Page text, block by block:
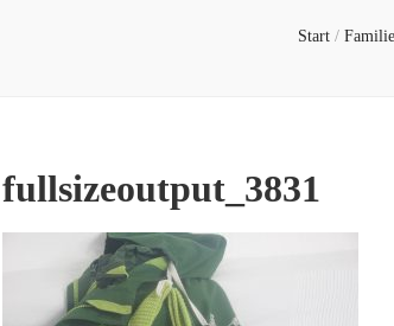
Start / Familie
fullsizeoutput_3831